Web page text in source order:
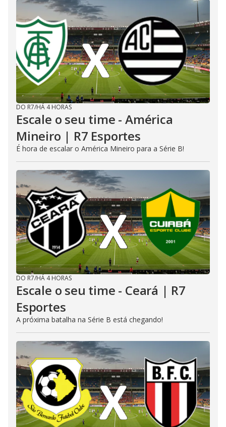
DO R7/HÁ 4 HORAS
Escale o seu time - América
Mineiro | R7 Esportes
É hora de escalar o América Mineiro para a Série B!
DO R7/HÁ 4 HORAS
Escale o seu time - Ceará | R7
Esportes
A próxima batalha na Série B está chegando!